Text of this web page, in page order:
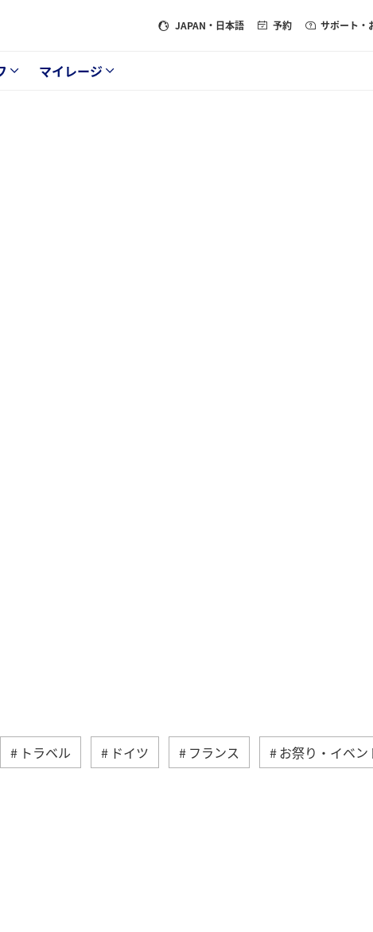
JAPAN ・日本語 予約 サポート・
マイレージ
トラベル ドイツ フランス お祭り・イベン